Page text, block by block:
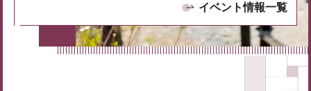
イベント情報一覧